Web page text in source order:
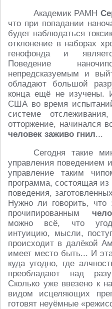
Академик РАМН
что при попадании
будет наблюдаться
отклонение в наборах
генофонда и
Поведение
непредсказуемым и
обладают большой
конца ещё не изучены.
США во время
системе
отторжение, начинался
человек заживо гнил...
Сегодня такие
управления поведением
управление таким
программа, состоящая из
поведения,
Нужно ли говорить, что
прочипированным
можно всё, что
интуицию, мысли,
происходит в далёкой
имеет место быть... И
куда угодно, где
преобладают над
Сколько уже ввезено к
видом исцеляющих
готовят неуёмные